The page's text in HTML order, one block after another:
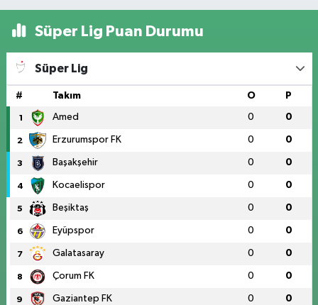
Süper Lig Puan Durumu
Süper Lig
# Takım O P
1 Amed 0 0
2 Erzurumspor FK 0 0
3 Başakşehir 0 0
4 Kocaelispor 0 0
5 Beşiktaş 0 0
6 Eyüpspor 0 0
7 Galatasaray 0 0
8 Çorum FK 0 0
9 Gaziantep FK 0 0